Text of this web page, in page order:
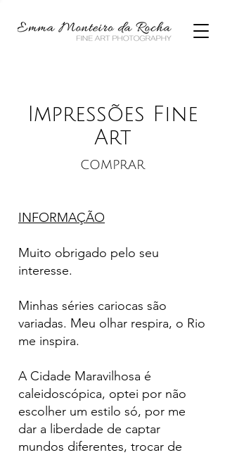
Impressões Fine
Art
COMPRAR
INFORMAÇÃO
Muito obrigado pelo seu
interesse.
Minhas séries cariocas são
variadas. Meu olhar respira, o Rio
me inspira.
A Cidade Maravilhosa é
caleidoscópica, optei por não
escolher um estilo só, por me
dar a liberdade de captar
mundos diferentes, trocar de